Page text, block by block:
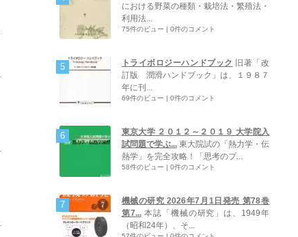
における野菜の種類・栽培法・繁殖法・
利用法...
75件のビュー | 0件のコメント
トライボロジーハンドブック
旧著「改
訂版 潤滑ハンドブック」は、１９８７
年に刊...
69件のビュー | 0件のコメント
東京大学 ２０１２～２０１９ 大学院入
試問題で学ぶ... 東大院試の「熱力学・伝
熱学」を完全攻略！「思考のプ...
58件のビュー | 0件のコメント
機械の研究 2026年7月1日発売 第78巻
第7... 本誌「機械の研究」は、1949年
（昭和24年）、そ...